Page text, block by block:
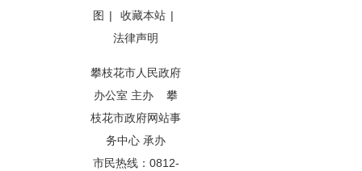
图 | 收藏本站 |
法律声明
攀枝花市人民政府
办公室 主办 攀
枝花市政府网站事
务中心 承办
市民热线：0812-